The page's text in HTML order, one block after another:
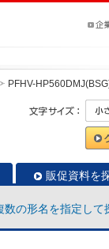
PFHV-
販促資料を
数の形名を指定して